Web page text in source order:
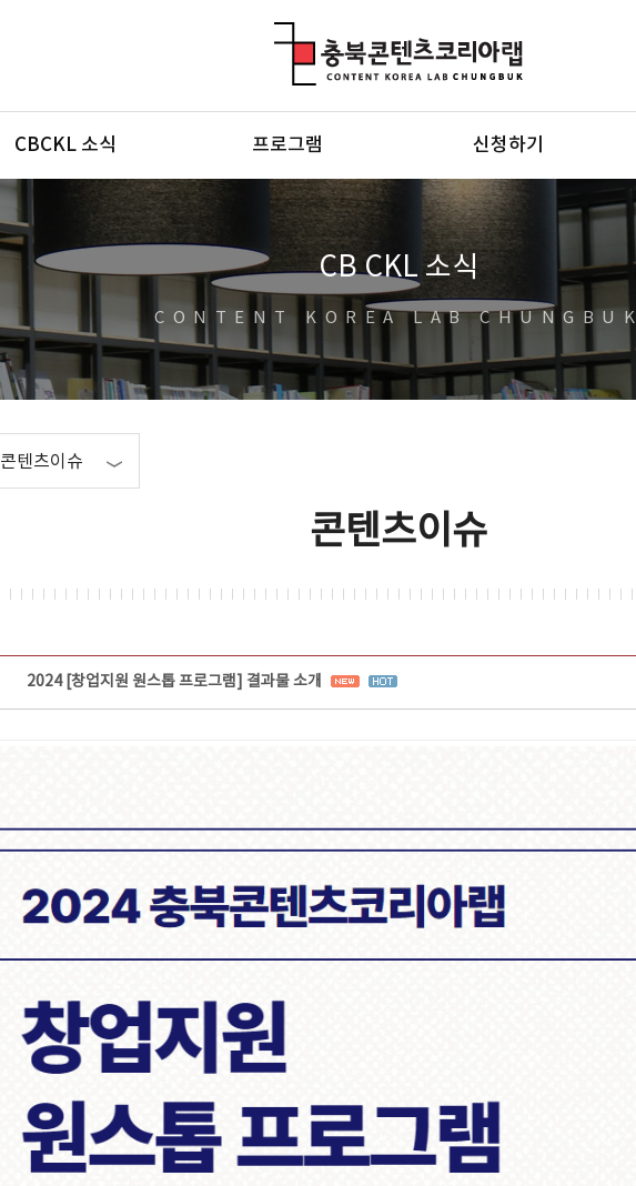
CBCKL 소식 프로그램 신청하기
CB CKL 소식
CONTENT KOREA LAB CHUNGBUK
콘텐츠이슈
콘텐츠이슈
2024 [창업지원 원스톱 프로그램] 결과물 소개